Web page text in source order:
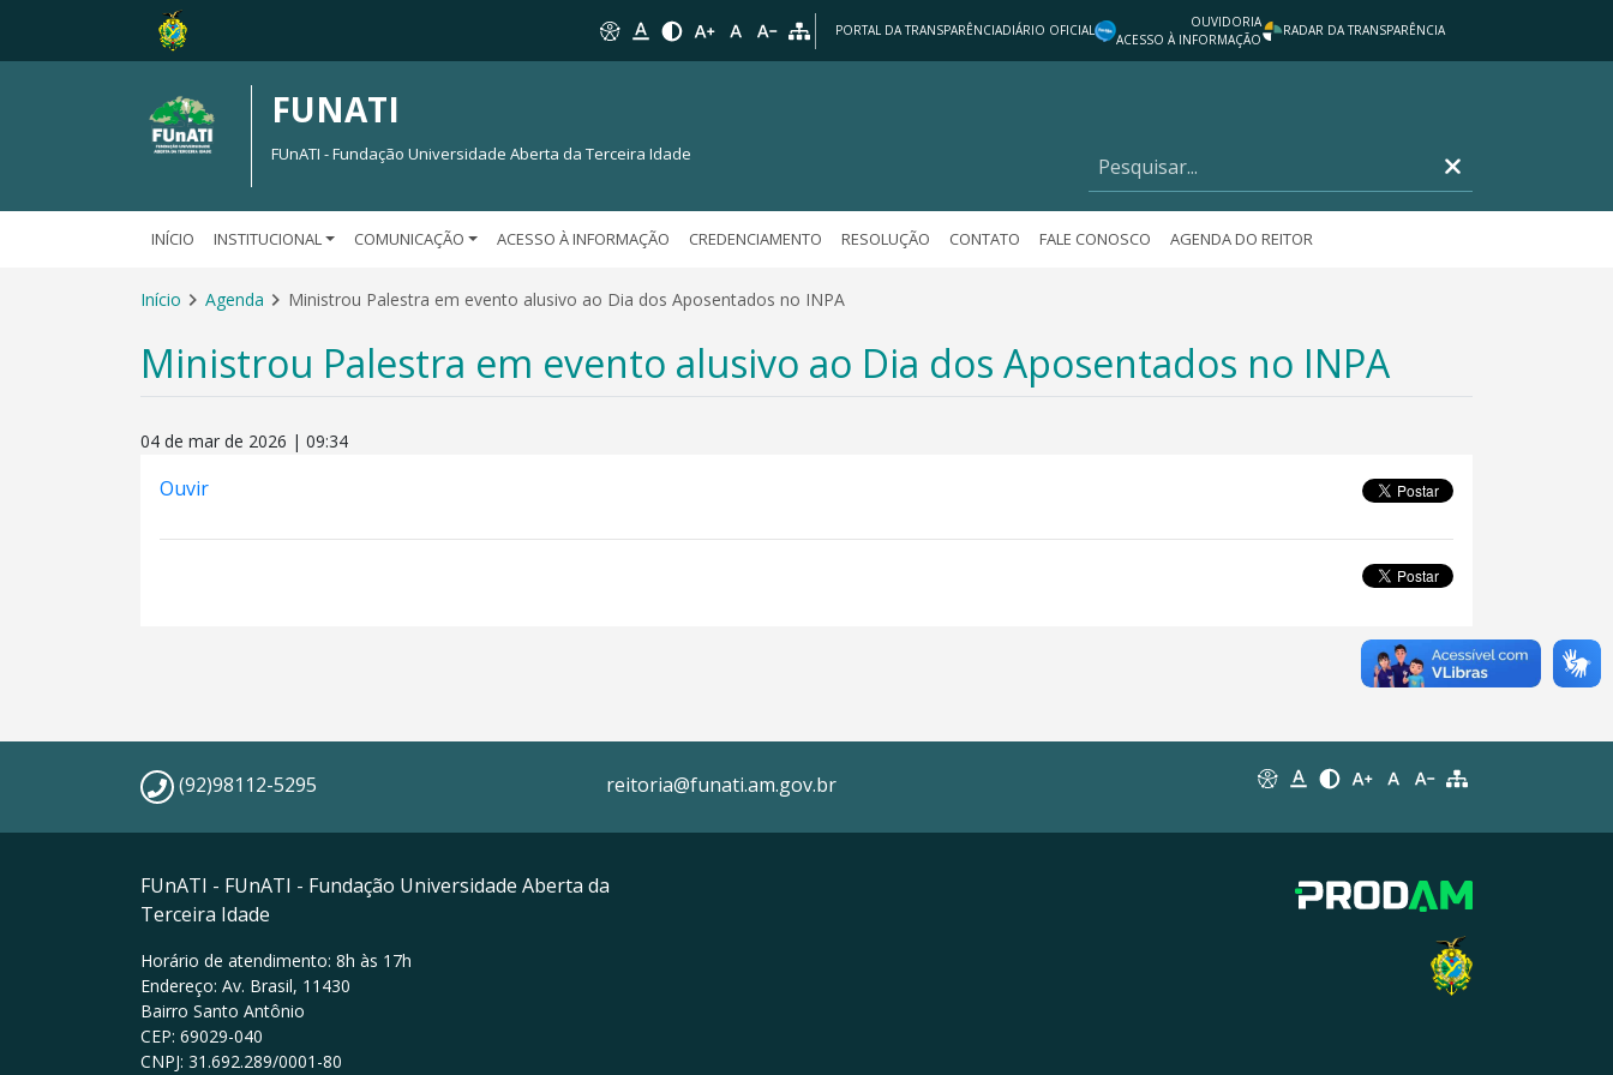
PORTAL DA TRANSPARÊNCIADIÁRIO OFICIAL
OUVIDORIA
ACESSO À INFORMAÇÃO
RADAR DA TRANSPARÊNCIA
FUNATI
FUnATI - Fundação Universidade Aberta da Terceira Idade
INÍCIO INSTITUCIONAL COMUNICAÇÃO ACESSO À INFORMAÇÃO CREDENCIAMENTO RESOLUÇÃO CONTATO FALE CONOSCO AGENDA DO REITOR
Início Agenda Ministrou Palestra em evento alusivo ao Dia dos Aposentados no INPA
Ministrou Palestra em evento alusivo ao Dia dos Aposentados no INPA
04 de mar de 2026 | 09:34
Ouvir
(92)98112-5295 reitoria@funati.am.gov.br
FUnATI - FUnATI - Fundação Universidade Aberta da
Terceira Idade
Horário de atendimento: 8h às 17h
Endereço: Av. Brasil, 11430
Bairro Santo Antônio
CEP: 69029-040
CNPJ: 31.692.289/0001-80